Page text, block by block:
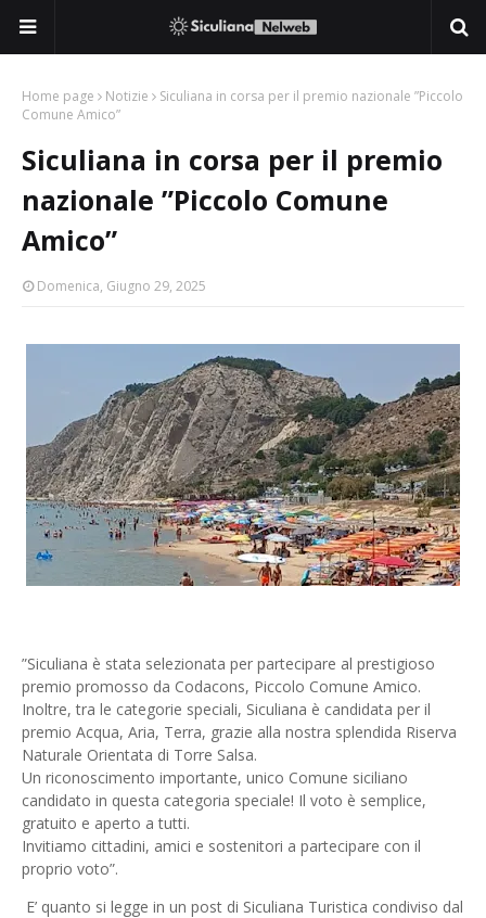
Home page Notizie
Siculiana in corsa per il premio nazionale ”Piccolo
Comune Amico”
Siculiana in corsa per il premio
nazionale ”Piccolo Comune
Amico”
Domenica, Giugno 29, 2025
”Siculiana è stata selezionata per partecipare al prestigioso
premio promosso da Codacons, Piccolo Comune Amico.
Inoltre, tra le categorie speciali, Siculiana è candidata per il
premio Acqua, Aria, Terra, grazie alla nostra splendida Riserva
Naturale Orientata di Torre Salsa.
Un riconoscimento importante, unico Comune siciliano
candidato in questa categoria speciale! Il voto è semplice,
gratuito e aperto a tutti.
Invitiamo cittadini, amici e sostenitori a partecipare con il
proprio voto”.
E’ quanto si legge in un post di Siculiana Turistica condiviso dal